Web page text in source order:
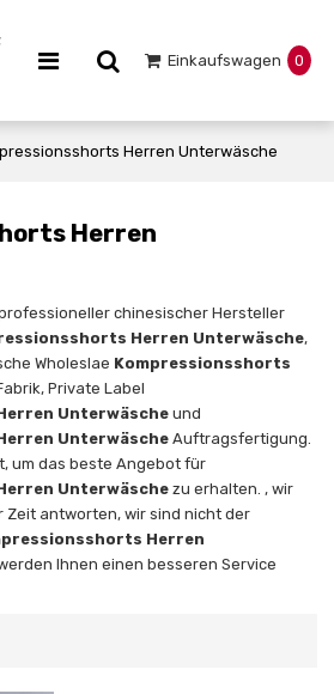
Einkaufswagen 0
Herren Unterwäsche
Herren
chinesischer Hersteller
Herren Unterwäsche,
Wholeslae Kompressionsshorts
Private Label
Unterwäsche und
Unterwäsche Auftragsfertigung.
um das beste Angebot für
Unterwäsche zu erhalten. , wir
Zeit antworten, wir sind nicht der
Herren
Ihnen einen besseren Service